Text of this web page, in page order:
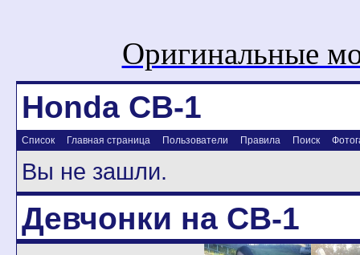
Оригинальные
Honda CB-1
Список Главная страница Пользователи Правила Поиск
Вы не зашли.
Девчонки на CB-1